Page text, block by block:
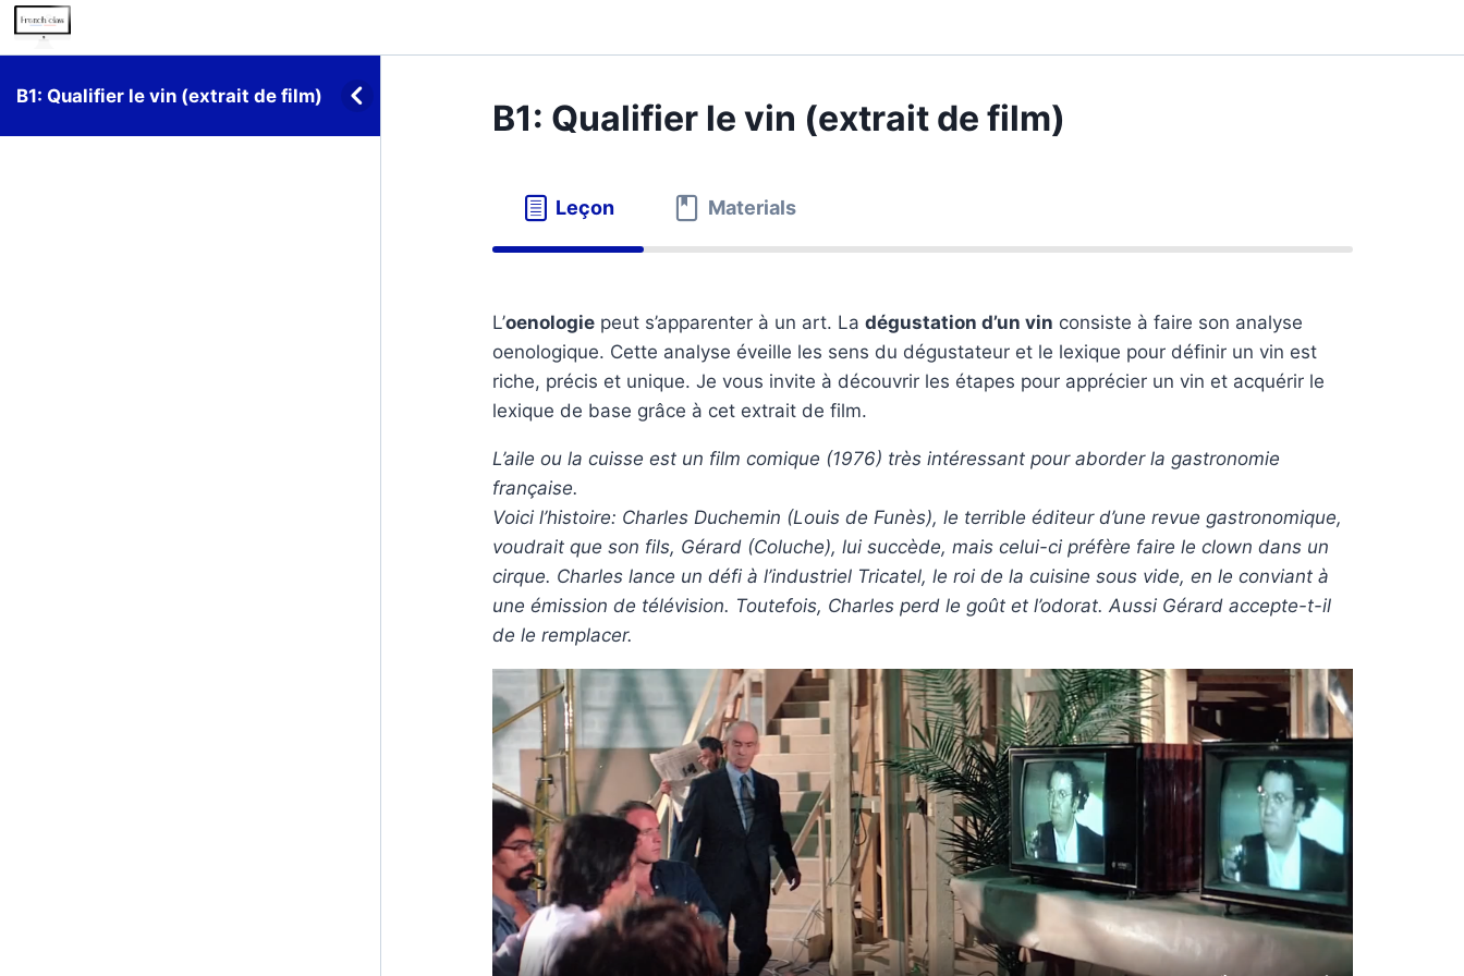
B1: Qualifier le vin (extrait de film)
B1: Qualifier le vin (extrait de film)
Leçon Materials
L’oenologie peut s’apparenter à un art. La dégustation d’un vin consiste à faire son analyse
oenologique. Cette analyse éveille les sens du dégustateur et le lexique pour définir un vin est
riche, précis et unique. Je vous invite à découvrir les étapes pour apprécier un vin et acquérir le
lexique de base grâce à cet extrait de film.
L’aile ou la cuisse est un film comique (1976) très intéressant pour aborder la gastronomie
française.
Voici l’histoire: Charles Duchemin (Louis de Funès), le terrible éditeur d’une revue gastronomique,
voudrait que son fils, Gérard (Coluche), lui succède, mais celui-ci préfère faire le clown dans un
cirque. Charles lance un défi à l’industriel Tricatel, le roi de la cuisine sous vide, en le conviant à
une émission de télévision. Toutefois, Charles perd le goût et l’odorat. Aussi Gérard accepte-t-il
de le remplacer.